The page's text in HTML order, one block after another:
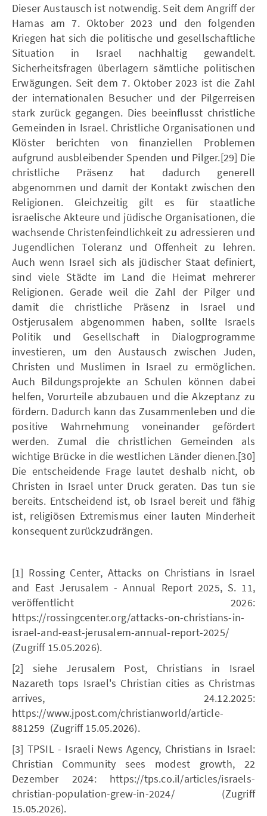
Dieser Austausch ist notwendig. Seit dem Angriff der
Hamas am 7. Oktober 2023 und den folgenden
Kriegen hat sich die politische und gesellschaftliche
Situation in Israel nachhaltig gewandelt.
Sicherheitsfragen überlagern sämtliche politischen
Erwägungen. Seit dem 7. Oktober 2023 ist die Zahl
der internationalen Besucher und der Pilgerreisen
stark zurück gegangen. Dies beeinflusst christliche
Gemeinden in Israel. Christliche Organisationen und
Klöster berichten von finanziellen Problemen
aufgrund ausbleibender Spenden und Pilger.[29] Die
christliche Präsenz hat dadurch generell
abgenommen und damit der Kontakt zwischen den
Religionen. Gleichzeitig gilt es für staatliche
israelische Akteure und jüdische Organisationen, die
wachsende Christenfeindlichkeit zu adressieren und
Jugendlichen Toleranz und Offenheit zu lehren.
Auch wenn Israel sich als jüdischer Staat definiert,
sind viele Städte im Land die Heimat mehrerer
Religionen. Gerade weil die Zahl der Pilger und
damit die christliche Präsenz in Israel und
Ostjerusalem abgenommen haben, sollte Israels
Politik und Gesellschaft in Dialogprogramme
investieren, um den Austausch zwischen Juden,
Christen und Muslimen in Israel zu ermöglichen.
Auch Bildungsprojekte an Schulen können dabei
helfen, Vorurteile abzubauen und die Akzeptanz zu
fördern. Dadurch kann das Zusammenleben und die
positive Wahrnehmung voneinander gefördert
werden. Zumal die christlichen Gemeinden als
wichtige Brücke in die westlichen Länder dienen.[30]
Die entscheidende Frage lautet deshalb nicht, ob
Christen in Israel unter Druck geraten. Das tun sie
bereits. Entscheidend ist, ob Israel bereit und fähig
ist, religiösen Extremismus einer lauten Minderheit
konsequent zurückzudrängen.
[1] Rossing Center, Attacks on Christians in Israel
and East Jerusalem - Annual Report 2025, S. 11,
veröffentlicht 2026:
https://rossingcenter.org/attacks-on-christians-in-
israel-and-east-jerusalem-annual-report-2025/
(Zugriff 15.05.2026).
[2] siehe Jerusalem Post, Christians in Israel
Nazareth tops Israel's Christian cities as Christmas
arrives, 24.12.2025:
https://www.jpost.com/christianworld/article-
881259 (Zugriff 15.05.2026).
[3] TPSIL - Israeli News Agency, Christians in Israel:
Christian Community sees modest growth, 22
Dezember 2024: https://tps.co.il/articles/israels-
christian-population-grew-in-2024/ (Zugriff
15.05.2026).